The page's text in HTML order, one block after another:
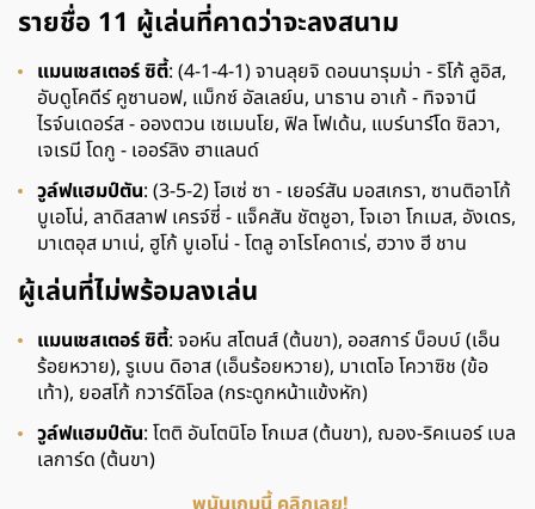
รายชื่อ 11 ผู้เล่นที่คาดว่าจะลงสนาม
แมนเชสเตอร์ ซิตี้: (4-1-4-1) จานลุยจิ ดอนนารุมม่า - ริโก้ ลูอิส,
อับดูโคดีร์ คูซานอฟ, แม็กซ์ อัลเลย์น, นาธาน อาเก้ - ทิจจานี
ไรจ์นเดอร์ส - อองตวน เซเมนโย, ฟิล โฟเด้น, แบร์นาร์โด ซิลวา,
เจเรมี โดกู - เออร์ลิง ฮาแลนด์
วูล์ฟแฮมป์ตัน: (3-5-2) โฮเซ่ ซา - เยอร์สัน มอสเกรา, ซานติอาโก้
บูเอโน่, ลาดิสลาฟ เครจ์ซี่ - แจ็คสัน ชัตชูอา, โจเอา โกเมส, อังเดร,
มาเตอุส มาเน่, ฮูโก้ บูเอโน่ - โตลู อาโรโคดาเร่, ฮวาง ฮี ชาน
ผู้เล่นที่ไม่พร้อมลงเล่น
แมนเชสเตอร์ ซิตี้: จอห์น สโตนส์ (ต้นขา), ออสการ์ บ็อบบ์ (เอ็น
ร้อยหวาย), รูเบน ดิอาส (เอ็นร้อยหวาย), มาเตโอ โควาซิช (ข้อ
เท้า), ยอสโก้ กวาร์ดิโอล (กระดูกหน้าแข้งหัก)
วูล์ฟแฮมป์ตัน: โตติ อันโตนิโอ โกเมส (ต้นขา), ฌอง-ริคเนอร์ เบล
เลการ์ด (ต้นขา)